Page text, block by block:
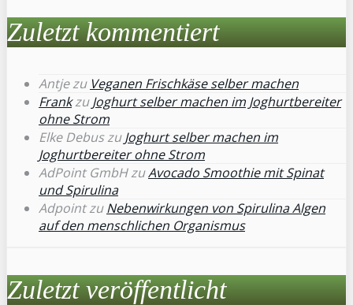
Zuletzt kommentiert
Antjezu Veganen Frischkäse selber machen
FrankzuJoghurt selber machen im Joghurtbereiter
ohne Strom
Elke DebuszuJoghurt selber machen im
Joghurtbereiter ohne Strom
AdPoint GmbHzuAvocado Smoothie mit Spinat
und Spirulina
AdpointzuNebenwirkungen von Spirulina Algen
auf den menschlichen Organismus
Zuletzt veröffentlicht